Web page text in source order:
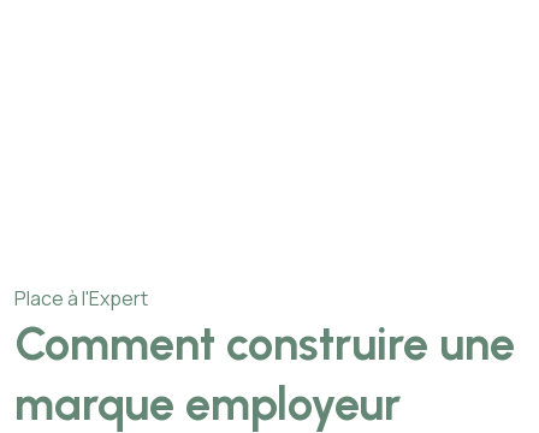
Place à l'Expert
Comment construire une
marque employeur